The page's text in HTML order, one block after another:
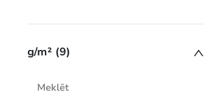
g/m² (9)